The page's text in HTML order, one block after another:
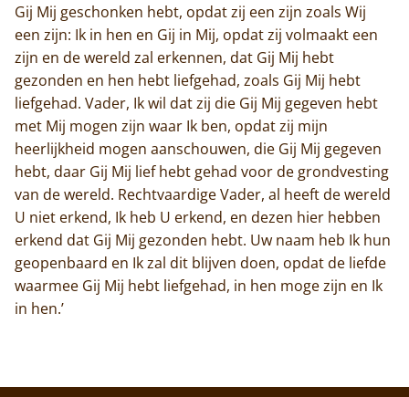
Gij Mij geschonken hebt, opdat zij een zijn zoals Wij
een zijn: Ik in hen en Gij in Mij, opdat zij volmaakt een
zijn en de wereld zal erkennen, dat Gij Mij hebt
gezonden en hen hebt liefgehad, zoals Gij Mij hebt
liefgehad. Vader, Ik wil dat zij die Gij Mij gegeven hebt
met Mij mogen zijn waar Ik ben, opdat zij mijn
heerlijkheid mogen aanschouwen, die Gij Mij gegeven
hebt, daar Gij Mij lief hebt gehad voor de grondvesting
van de wereld. Rechtvaardige Vader, al heeft de wereld
U niet erkend, Ik heb U erkend, en dezen hier hebben
erkend dat Gij Mij gezonden hebt. Uw naam heb Ik hun
geopenbaard en Ik zal dit blijven doen, opdat de liefde
waarmee Gij Mij hebt liefgehad, in hen moge zijn en Ik
in hen.’